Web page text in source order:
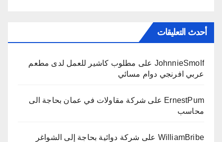
أحدث التعليقات
JohnnieSmolf على مطلوب كاشير للعمل لدى مطعم
عربي افرنجي دوام مسائي
ErnestPum على شركة مقاولات في عمان بحاجة الى
محاسب
WilliamBribe على شركة دوائية بحاجة إلى الشواغر